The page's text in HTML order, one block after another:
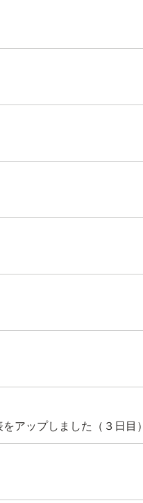
アップしました（３日目）